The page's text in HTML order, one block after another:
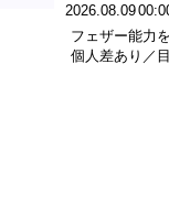
2026.08.09
フェザー能力
個人差あり／